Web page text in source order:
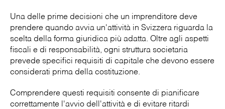
Una delle prime decisioni che un imprenditore deve
prendere quando avvia un'attività in Svizzera riguarda la
scelta della forma giuridica più adatta. Oltre agli aspetti
fiscali e di responsabilità, ogni struttura societaria
prevede specifici requisiti di capitale che devono essere
considerati prima della costituzione.
Comprendere questi requisiti consente di pianificare
correttamente l'avvio dell'attività e di evitare ritardi